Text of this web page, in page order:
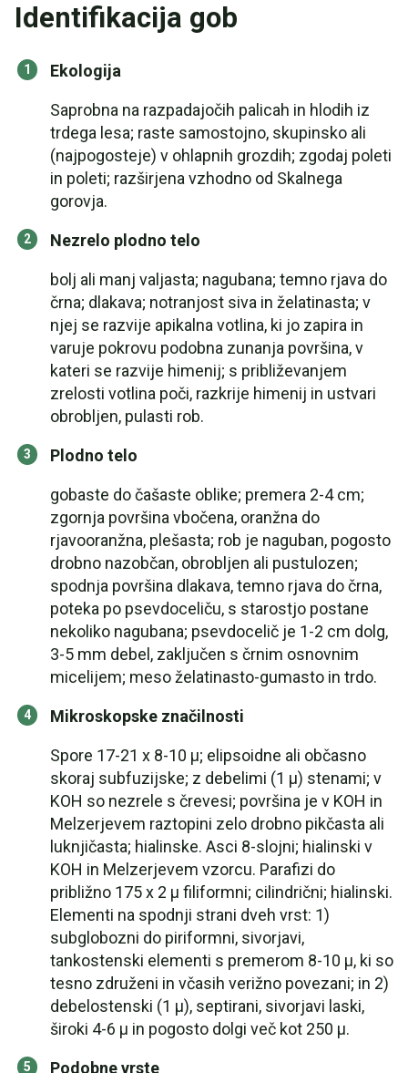
Identifikacija gob
Ekologija
Saprobna na razpadajočih palicah in hlodih iz
trdega lesa; raste samostojno, skupinsko ali
(najpogosteje) v ohlapnih grozdih; zgodaj poleti
in poleti; razširjena vzhodno od Skalnega
gorovja.
Nezrelo plodno telo
bolj ali manj valjasta; nagubana; temno rjava do
črna; dlakava; notranjost siva in želatinasta; v
njej se razvije apikalna votlina, ki jo zapira in
varuje pokrovu podobna zunanja površina, v
kateri se razvije himenij; s približevanjem
zrelosti votlina poči, razkrije himenij in ustvari
obrobljen, pulasti rob.
Plodno telo
gobaste do čašaste oblike; premera 2-4 cm;
zgornja površina vbočena, oranžna do
rjavooranžna, plešasta; rob je naguban, pogosto
drobno nazobčan, obrobljen ali pustulozen;
spodnja površina dlakava, temno rjava do črna,
poteka po psevdoceliču, s starostjo postane
nekoliko nagubana; psevdocelič je 1-2 cm dolg,
3-5 mm debel, zaključen s črnim osnovnim
micelijem; meso želatinasto-gumasto in trdo.
Mikroskopske značilnosti
Spore 17-21 x 8-10 µ; elipsoidne ali občasno
skoraj subfuzijske; z debelimi (1 µ) stenami; v
KOH so nezrele s črevesi; površina je v KOH in
Melzerjevem raztopini zelo drobno pikčasta ali
luknjičasta; hialinske. Asci 8-slojni; hialinski v
KOH in Melzerjevem vzorcu. Parafizi do
približno 175 x 2 µ filiformni; cilindrični; hialinski.
Elementi na spodnji strani dveh vrst: 1)
subglobozni do piriformni, sivorjavi,
tankostenski elementi s premerom 8-10 µ, ki so
tesno združeni in včasih verižno povezani; in 2)
debelostenski (1 µ), septirani, sivorjavi laski,
široki 4-6 µ in pogosto dolgi več kot 250 µ.
Podobne vrste